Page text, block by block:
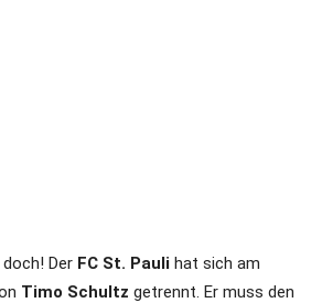
Der FC St. Pauli hat sich am
Timo Schultz getrennt. Er muss den